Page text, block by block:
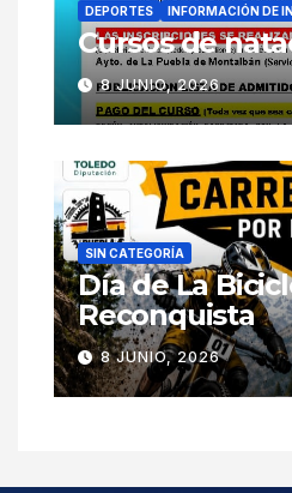
DEPORTES INFORMACIÓN DE
Cursos de
8 JUNIO, 2026
SIN CATEGORÍA
Día de La
Reconquista
8 JUNIO, 2026